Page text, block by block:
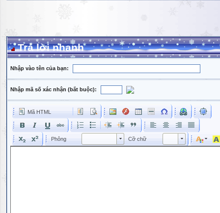
Trả lời nhanh
Nhập vào tên của bạn:
Nhập mã số xác nhận (bắt buộc):
Mã HTML
Phông Phông Cỡ chữ Kích cỡ phông